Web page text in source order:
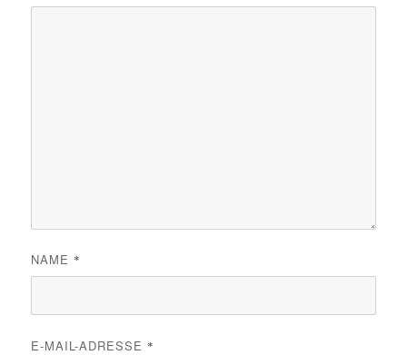
NAME *
E-MAIL-ADRESSE *